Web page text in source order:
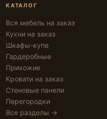
КАТАЛОГ
Вся мебель на заказ
Кухни на заказ
Шкафы-купе
Гардеробные
Прихожие
Кровати на заказ
Стеновые панели
Перегородки
Все разделы →